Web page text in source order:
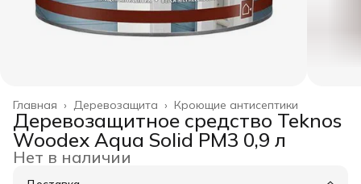
Кроющие антисептики
Деревозащита ›
Главная ›
Деревозащитное средство Teknos
Woodex Aqua Solid РМ3 0,9 л
Нет в наличии